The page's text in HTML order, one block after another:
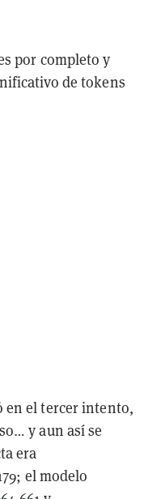
por completo y
de tokens
en el tercer intento,
y aun así se
era
el modelo